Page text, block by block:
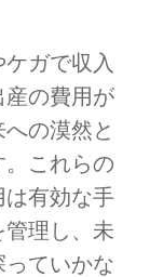
ガで収入
産の費用が
の漠然と
。これらの
は有効な手
理し、未
ていかな